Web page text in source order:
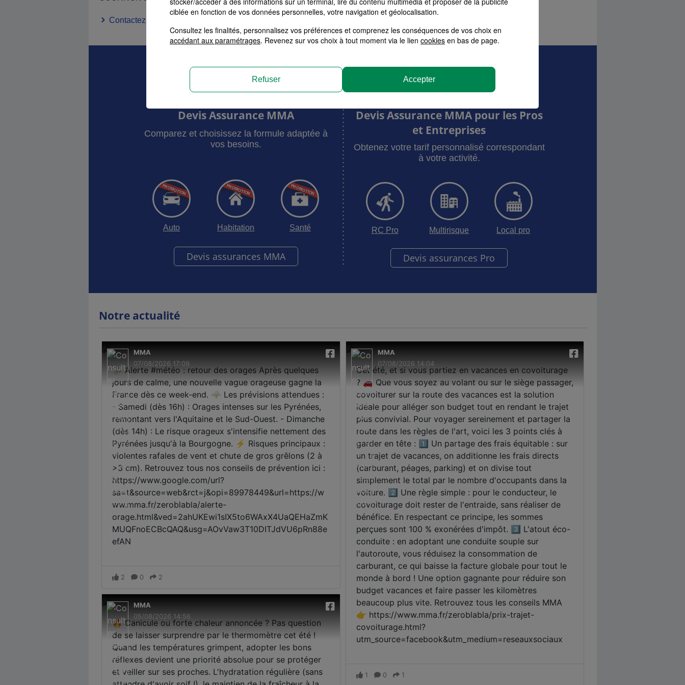
Contactez-moi
Votre tarif en moins de 3 minutes
Devis Assurance MMA
Comparez et choisissez la formule adaptée à
vos besoins.
Auto Habitation Santé
Devis assurances MMA
Devis Assurance MMA pour les Pros
et Entreprises
Obtenez votre tarif personnalisé correspondant
à votre activité.
RC Pro Multirisque Local pro
Devis assurances Pro
Notre actualité
ciblée en fonction de vos données personnelles, votre navigation et géolocalisation.
Consultez les finalités, personnalisez vos préférences et comprenez les conséquences de vos choix en
accédant aux paramétrages. Revenez sur vos choix à tout moment via le lien cookies en bas de page.
Refuser Accepter